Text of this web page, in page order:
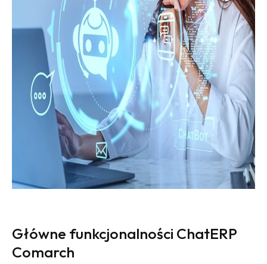
Główne funkcjonalności ChatERP
Comarch